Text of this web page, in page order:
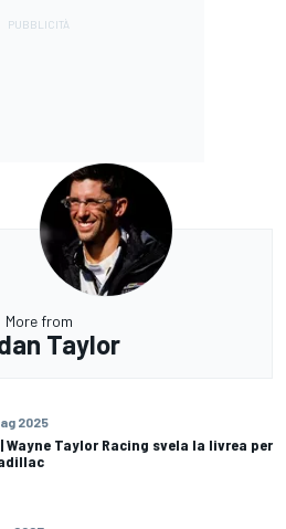
More from
Taylor
2025
| Wayne Taylor Racing svela la livrea per